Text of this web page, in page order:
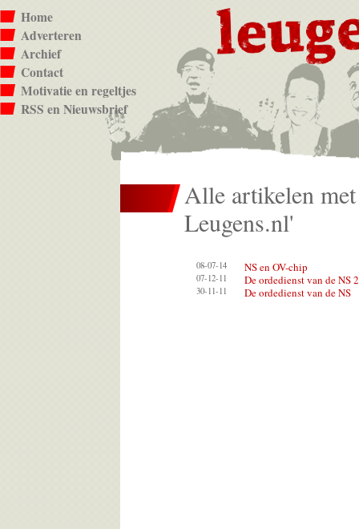
Home
Adverteren
Archief
Contact
Motivatie en regeltjes
RSS en Nieuwsbrief
Alle artikelen
Leugens.nl'
08-07-14 NS en OV-chip
07-12-11 De ordedienst van de NS 2
30-11-11 De ordedienst van de NS